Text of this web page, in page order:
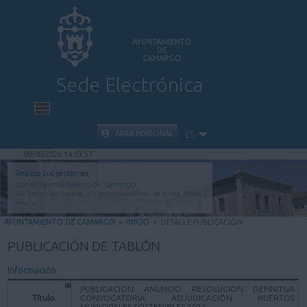
AYUNTAMIENTO
DE
CAMARGO
Sede Electrónica
INICIO
INFORMACIÓN PÚBLICA
CARPETA CIUDADANA
VALIDACIÓN DE DOCUMENTOS
ÁREA PERSONAL ES
08/08/2026 14:03:57
Realiza tus gestiones
con el Ayuntamiento de Camargo
AYUNTAMIENTO DE CAMARGO > INICIO > DETALLE PUBLICACIÓN
PUBLICACIÓN DE TABLÓN
Información
Título
PUBLICACIÓN ANUNCIO RESOLUCION DEFINITIVA
CONVOCATORIA ADJUDICACIÓN HUERTOS